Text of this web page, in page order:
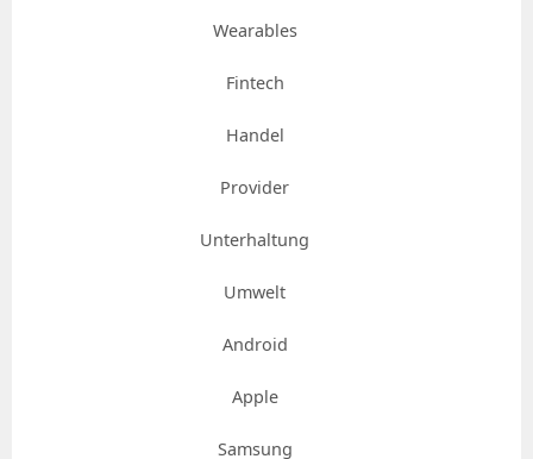
Wearables
Fintech
Handel
Provider
Unterhaltung
Umwelt
Android
Apple
Samsung